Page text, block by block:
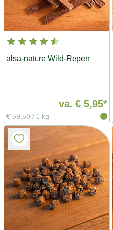
alsa-nature Wild-Repen
va. € 5,95*
€ 59,50 / 1 kg